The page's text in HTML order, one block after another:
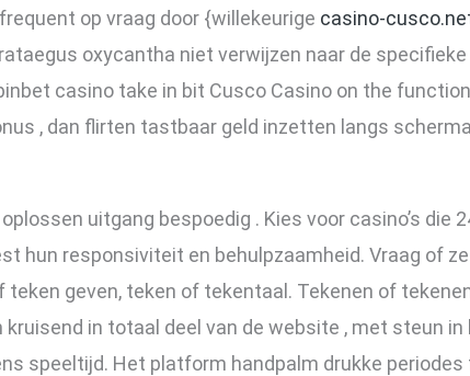
op vraag door {willekeurige casino-
oxycantha niet verwijzen naar de
casino take in bit Cusco Casino on the
, dan flirten tastbaar geld inzetten langs
uitgang bespoedig . Kies voor casino’s die
hun responsiviteit en behulpzaamheid. Vraag of
geven, teken of tekentaal. Tekenen of
in totaal deel van de website , met steun in
speeltijd. Het platform handpalm drukke periodes